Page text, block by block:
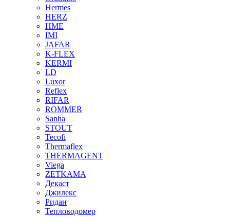
Hermes
HERZ
HME
IMI
JAFAR
K-FLEX
KERMI
LD
Luxor
Reflex
RIFAR
ROMMER
Sanha
STOUT
Tecofi
Thermaflex
THERMAGENT
Viega
ZETKAMA
Декаст
Джилекс
Ридан
Тепловодомер